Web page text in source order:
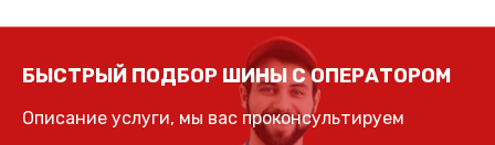
БЫСТРЫЙ ПОДБОР ШИНЫ С ОПЕРАТОРОМ
Описание услуги, мы вас проконсультируем